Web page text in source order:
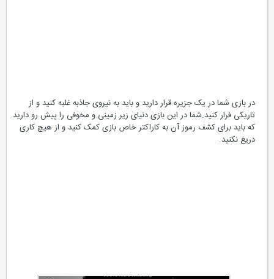
در بازی شما در یک جزیره قرار دارید و باید به نیروی جاذبه غلبه کنید و از
تاریکی فرار کنید.شما در این بازی دنیای زیر زمینی و مخوفی را پیش رو دارید
که باید برای کشف رموز آن به کاراکتر خاص بازی کمک کنید و از هیچ کاری
دریغ نکنید.